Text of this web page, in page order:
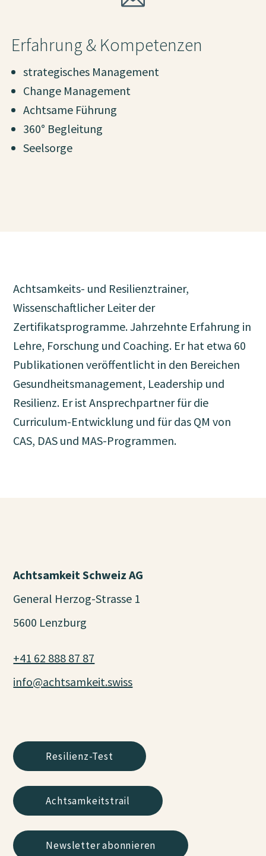
Erfahrung & Kompetenzen
strategisches Management
Change Management
Achtsame Führung
360° Begleitung
Seelsorge
Achtsamkeits- und Resilienztrainer,
Wissenschaftlicher Leiter der
Zertifikatsprogramme. Jahrzehnte Erfahrung in
Lehre, Forschung und Coaching. Er hat etwa 60
Publikationen veröffentlicht in den Bereichen
Gesundheitsmanagement, Leadership und
Resilienz. Er ist Ansprechpartner für die
Curriculum-Entwicklung und für das QM von
CAS, DAS und MAS-Programmen.
Achtsamkeit Schweiz AG
General Herzog-Strasse 1
5600 Lenzburg
+41 62 888 87 87
info@achtsamkeit.swiss
Resilienz-Test
Achtsamkeitstrail
Newsletter abonnieren